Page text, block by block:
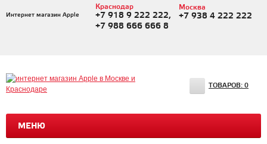
Интернет магазин Apple
Краснодар
+7 918 9 222 222,
+7 988 666 666 8
Москва
+7 938 4 222 222
МЕНЮ
ТОВАРОВ: 0